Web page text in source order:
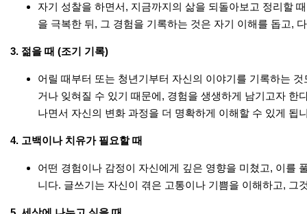
자기 성찰을 하면서, 지금까지의 삶을 되돌아보고 정리할
을 극복한 뒤, 그 경험을 기록하는 것은 자기 이해를 돕고,
3. 젊을 때 (조기 기록)
어릴 때부터 또는 청년기부터 자신의 이야기를 기록하는
거나 잊혀질 수 있기 때문에, 경험을 생생하게 남기고자
나면서 자신의 변화 과정을 더 명확하게 이해할 수 있게 됩
4. 고백이나 치유가 필요할 때
어떤 경험이나 감정이 자신에게 깊은 영향을 미쳤고, 이를
니다. 글쓰기는 자신이 겪은 고통이나 기쁨을 이해하고, 그